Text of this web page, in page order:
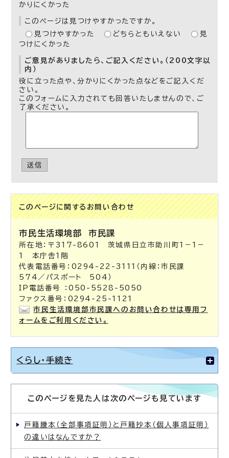
かりにくかった
このページは見つけやすかったですか。
見つけやすかった
どちらともいえない
見
つけにくかった
ご意見がありましたら、ご記入ください。（200文字以
内）
役に立った点や、分かりにくかった点などをご記入くだ
さい。
このフォームに入力されても回答いたしませんので、ご
了承ください。
送信
このページに関する お問い合わせ
市民生活環境部市民課
所在地：〒317-8601 茨城県日立市助川町1－1－
1 本庁舎1階
代表電話番号：0294-22-3111（内線：市民課
574／パスポート 504）
IP電話番号 ：050-5528-5050
ファクス番号：0294-25-1121
市民生活環境部市民課へのお問い合わせは専用フ
ォームをご利用ください。
くらし・手続き
このページを見た人は次のページも見ています
戸籍謄本（全部事項証明）と戸籍抄本（個人事項証明）
の違いはなんですか？